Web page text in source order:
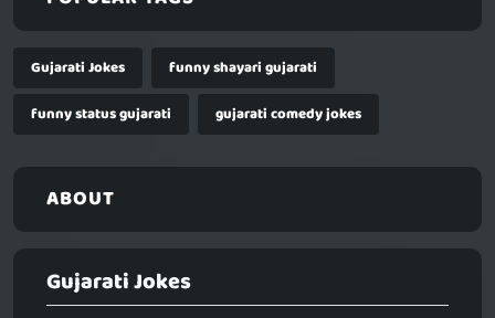
Gujarati Jokes
funny shayari gujarati
funny status gujarati
gujarati comedy jokes
ABOUT
Gujarati Jokes